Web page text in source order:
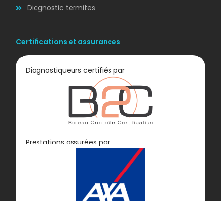
Diagnostic
Diagnostic termites
Certifications et assurances
Diagnostiqueurs certifiés par
Prestations assurées par